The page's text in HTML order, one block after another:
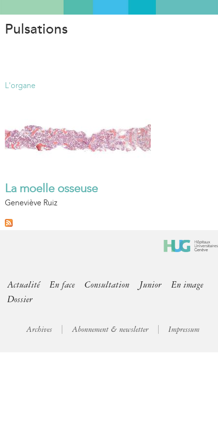
Pulsations
L'organe
La moelle osseuse
Geneviève Ruiz
Actualité En face Consultation Junior
En image
Dossier
Archives Abonnement & newsletter Impressum